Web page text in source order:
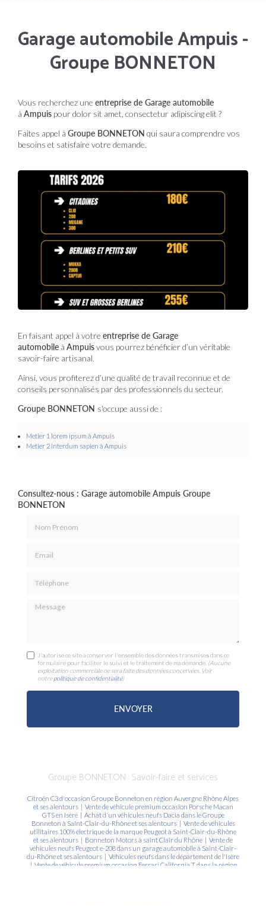
Garage automobile Ampuis -
Groupe BONNETON
Vous recherchez une entreprise de Garage automobile
à Ampuis pour dolor sit amet, consectetur adipiscing elit ?
Faites appel à Groupe BONNETON qui saura comprendre vos
besoins et satisfaire votre demande.
En faisant appel à votre entreprise de Garage
automobile à Ampuisvous pourrez bénéficier d’un véritable
savoir-faire artisanal.
Ainsi, vous profiterez d’une qualité de travail reconnue et de
conseils personnalisés par des professionnels du secteur.
Groupe BONNETON s'occupe aussi de :
Metier 1 lorem ipsum à Ampuis
Metier 2 interdum sapien à Ampuis
Consultez-nous : Garage automobile Ampuis Groupe
BONNETON
Message
J'autorise ce site à conserver l'ensemble des données transmises dans ce
formulaire pour faciliter le suivi et le traitement de ma demande. (Aucune
exploitation commerciale ne sera faite des données concervées. Voir
notrepolitique de confidentialité)
Groupe BONNETON : Savoir-faire et services
Citroën C3 d'occasion Groupe Bonneton en région Auvergne Rhône Alpes
et ses alentours| Vente de véhicule premium occasion Porsche Macan
GTS en Isère| Achat d'un véhicules neufs Dacia dans le Groupe
Bonneton à Saint-Clair-du-Rhône et ses alentours| Vente de véhicules
utilitaires 100% électrique de la marque Peugeot à Saint-Clair-du-Rhône
et ses alentours | Bonneton Motors à saint Clair du Rhône | Vente de
véhicules neufs Peugeot e-208 dans un garage automobile à Saint-Clair-
du-Rhône et ses alentours | Véhicules neufs dans le département de l'Isère
| Vente de véhicule premium occasion Ferrari California T dans la région